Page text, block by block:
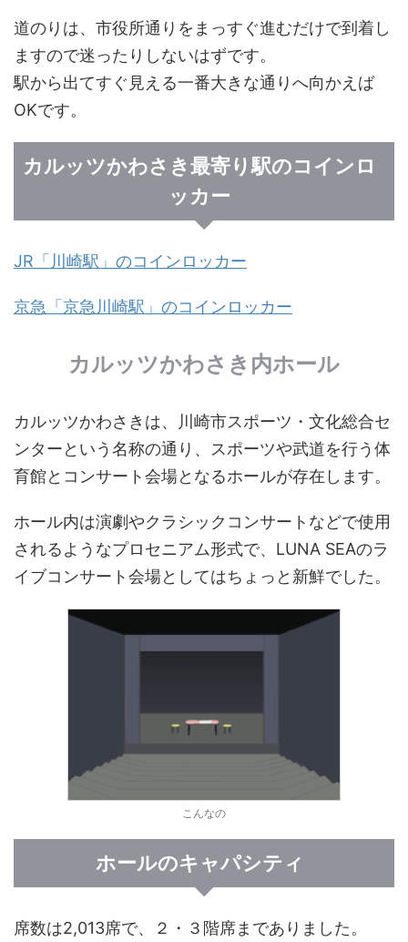
道のりは、市役所通りをまっすぐ進むだけで到着し
ますので迷ったりしないはずです。
駅から出てすぐ見える一番大きな通りへ向かえば
OKです。
カルッツかわさき最寄り駅のコインロ
ッカー
JR「川崎駅」のコインロッカー
京急「京急川崎駅」のコインロッカー
カルッツかわさき内ホール
カルッツかわさきは、川崎市スポーツ・文化総合セ
ンターという名称の通り、スポーツや武道を行う体
育館とコンサート会場となるホールが存在します。
ホール内は演劇やクラシックコンサートなどで使用
されるようなプロセニアム形式で、LUNA SEAのラ
イブコンサート会場としてはちょっと新鮮でした。
こんなの
ホールのキャパシティ
席数は2,013席で、２・３階席までありました。